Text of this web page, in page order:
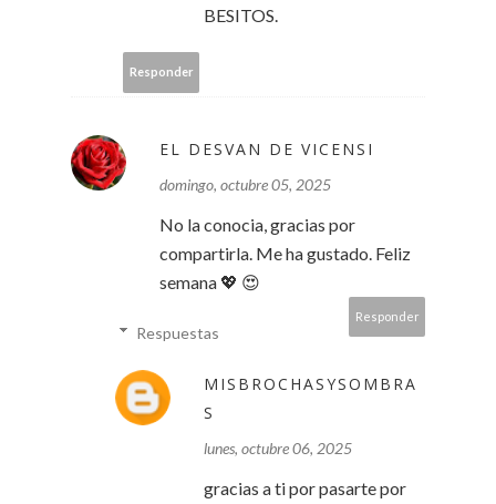
BESITOS.
Responder
EL DESVAN DE VICENSI
domingo, octubre 05, 2025
No la conocia, gracias por
compartirla. Me ha gustado. Feliz
semana 💖 😍
Responder
Respuestas
MISBROCHASYSOMBRA
S
lunes, octubre 06, 2025
gracias a ti por pasarte por